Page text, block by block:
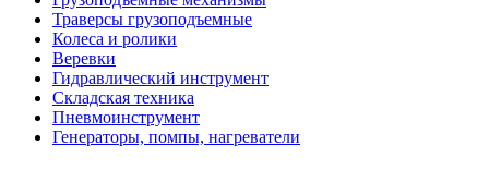
Траверсы грузоподъемные
Колеса и ролики
Веревки
Гидравлический инструмент
Складская техника
Пневмоинструмент
Генераторы, помпы, нагреватели